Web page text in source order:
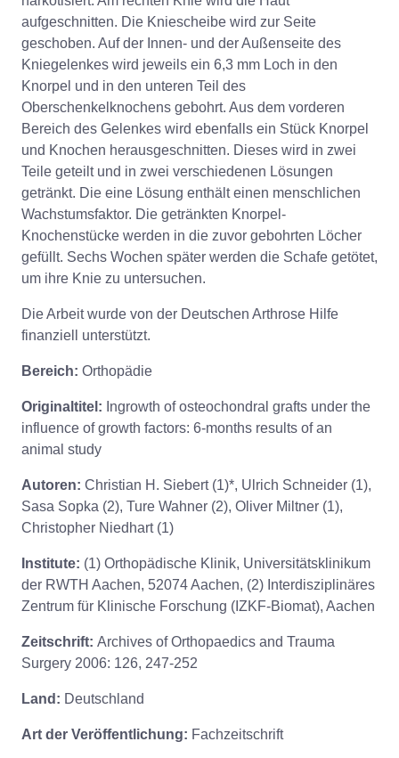
aufgeschnitten. Die Kniescheibe wird zur Seite
geschoben. Auf der Innen- und der Außenseite des
Kniegelenkes wird jeweils ein 6,3 mm Loch in den
Knorpel und in den unteren Teil des
Oberschenkelknochens gebohrt. Aus dem vorderen
Bereich des Gelenkes wird ebenfalls ein Stück Knorpel
und Knochen herausgeschnitten. Dieses wird in zwei
Teile geteilt und in zwei verschiedenen Lösungen
getränkt. Die eine Lösung enthält einen menschlichen
Wachstumsfaktor. Die getränkten Knorpel-
Knochenstücke werden in die zuvor gebohrten Löcher
gefüllt. Sechs Wochen später werden die Schafe getötet,
um ihre Knie zu untersuchen.
Die Arbeit wurde von der Deutschen Arthrose Hilfe
finanziell unterstützt.
Bereich: Orthopädie
Originaltitel: Ingrowth of osteochondral grafts under the
influence of growth factors: 6-months results of an
animal study
Autoren: Christian H. Siebert (1)*, Ulrich Schneider (1),
Sasa Sopka (2), Ture Wahner (2), Oliver Miltner (1),
Christopher Niedhart (1)
Institute: (1) Orthopädische Klinik, Universitätsklinikum
der RWTH Aachen, 52074 Aachen, (2) Interdisziplinäres
Zentrum für Klinische Forschung (IZKF-Biomat), Aachen
Zeitschrift: Archives of Orthopaedics and Trauma
Surgery 2006: 126, 247-252
Land: Deutschland
Art der Veröffentlichung: Fachzeitschrift